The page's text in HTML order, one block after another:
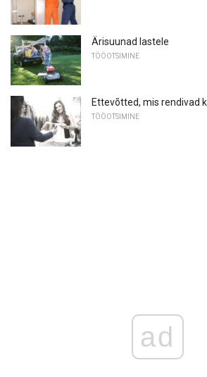
Ärisuunad lastele
TÖÖOTSIMINE
Ettevõtted, mis rendivad
TÖÖOTSIMINE
ad